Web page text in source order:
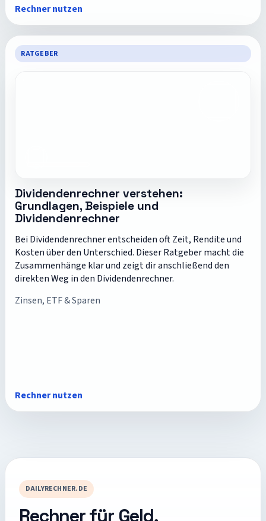
Rechner nutzen
RATGEBER
Dividendenrechner verstehen:
Grundlagen, Beispiele und
Dividendenrechner
Bei Dividendenrechner entscheiden oft Zeit, Rendite und
Kosten über den Unterschied. Dieser Ratgeber macht die
Zusammenhänge klar und zeigt dir anschließend den
direkten Weg in den Dividendenrechner.
Zinsen, ETF & Sparen
Rechner nutzen
DAILYRECHNER.DE
Rechner für Geld,